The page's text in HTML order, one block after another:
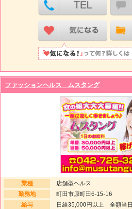
ファッションヘルス ムスタング
業種
店舗型ヘルス
勤務地
町田市原町田6-15-16
給与
日給35,000円以上 全額当